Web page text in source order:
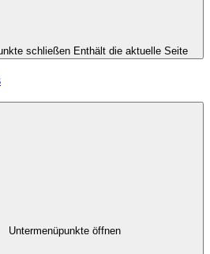
schließen Enthält die aktuelle Seite
Untermenüpunkte öffnen